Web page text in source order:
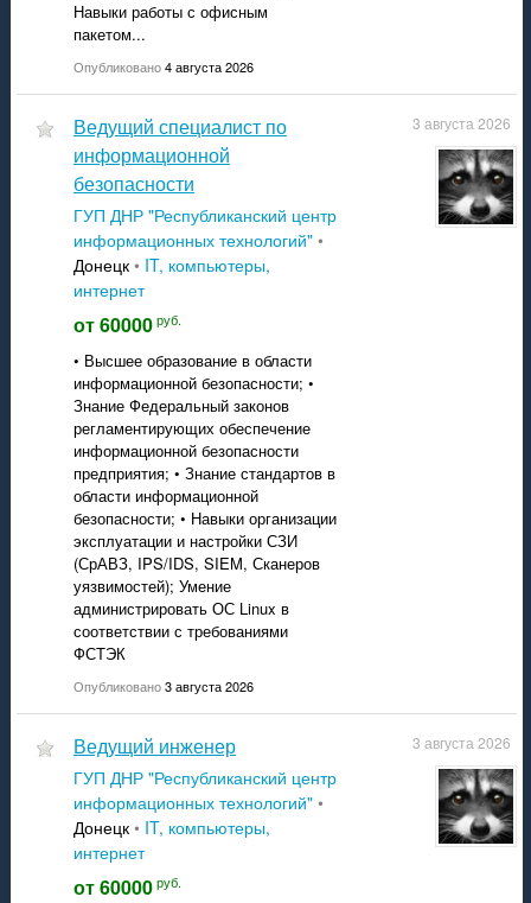
Навыки работы с офисным
пакетом...
Опубликовано4 августа 2026
Ведущий специалист по
информационной
безопасности
ГУП ДНР "Республиканский центр
информационных технологий" •
Донецк • IT, компьютеры,
интернет
от 60000руб.
• Высшее образование в области
информационной безопасности; •
Знание Федеральный законов
регламентирующих обеспечение
информационной безопасности
предприятия; • Знание стандартов в
области информационной
безопасности; • Навыки организации
эксплуатации и настройки СЗИ
(СрАВЗ, IPS/IDS, SIEM, Сканеров
уязвимостей); Умение
администрировать ОС Linux в
соответствии с требованиями
ФСТЭК
Опубликовано3 августа 2026
3 августа 2026
Ведущий инженер
ГУП ДНР "Республиканский центр
информационных технологий" •
Донецк • IT, компьютеры,
интернет
от 60000руб.
3 августа 2026